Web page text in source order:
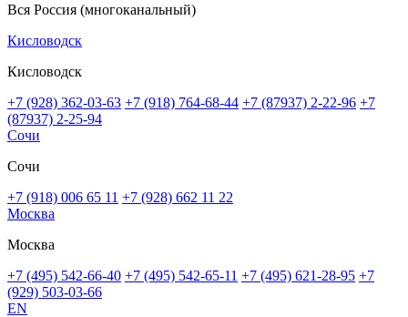
Вся Россия (многоканальный)
Кисловодск
Кисловодск
+7 (928) 362-03-63 +7 (918) 764-68-44 +7 (87937) 2-22-96 +7
(87937) 2-25-94
Сочи
Сочи
+7 (918) 006 65 11 +7 (928) 662 11 22
Москва
Москва
+7 (495) 542-66-40 +7 (495) 542-65-11 +7 (495) 621-28-95 +7
(929) 503-03-66
EN